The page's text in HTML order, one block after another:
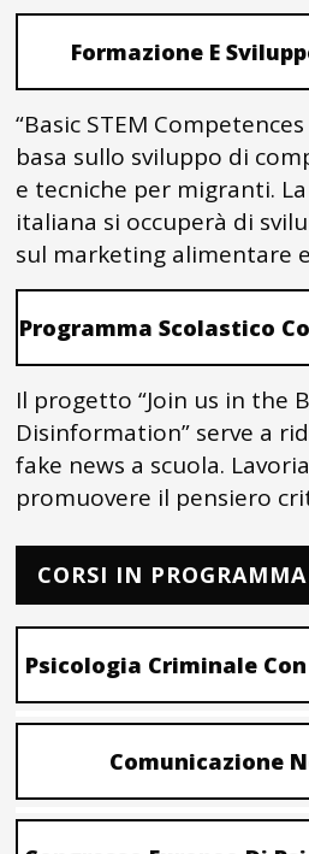
Formazione E
“Basic STEM
basa sullo sviluppo di
e tecniche per migranti.
italiana si occuperà di
sul marketing alimentare
Programma Scolastico
Il progetto “Join us in the
Disinformation” serve a
fake news a scuola.
promuovere il pensiero
CORSI IN PROGRAMMA
Psicologia Criminale
Comunicazione